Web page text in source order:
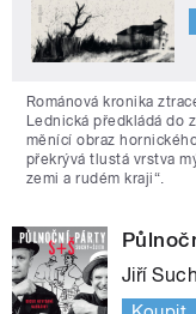
Románová kronika
Lednická předkládá do
měnící obraz
překrývá tlustá vrstva
zemi a rudém kraji“.
Jiří